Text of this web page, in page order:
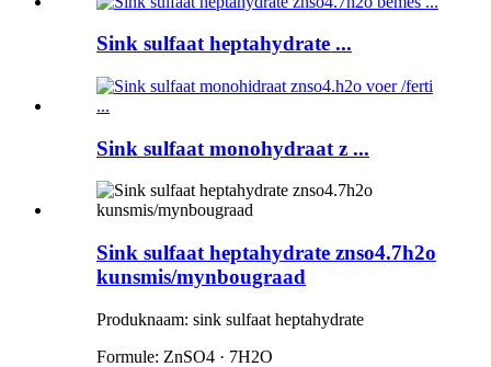
Sink sulfaat heptahydrate ...
Sink sulfaat monohydraat z ...
Sink sulfaat heptahydrate znso4.7h2o
kunsmis/mynbougraad
Produknaam: sink sulfaat heptahydrate
Formule: ZnSO4 · 7H2O